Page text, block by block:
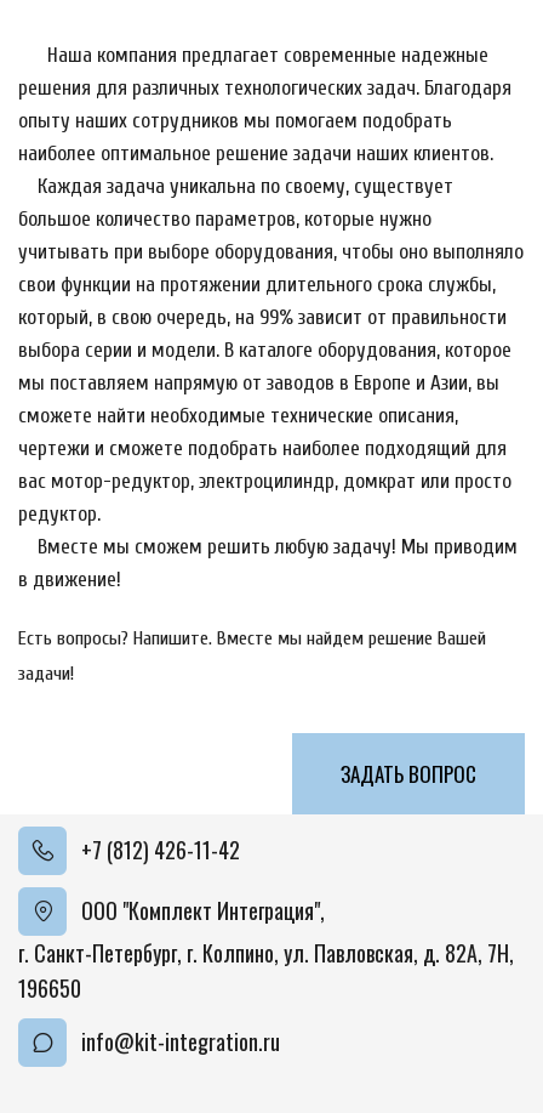
Наша компания предлагает современные надежные
решения для различных технологических задач. Благодаря
опыту наших сотрудников мы помогаем подобрать
наиболее оптимальное решение задачи наших клиентов.
большое количество параметров, которые нужно
учитывать при выборе оборудования, чтобы оно выполняло
свои функции на протяжении длительного срока службы,
который, в свою очередь, на 99% зависит от правильности
выбора серии и модели. В каталоге оборудования, которое
мы поставляем напрямую от заводов в Европе и Азии, вы
сможете найти необходимые технические описания,
чертежи и сможете подобрать наиболее подходящий для
вас мотор-редуктор, электроцилиндр, домкрат или просто
редуктор.
в движение!
Есть вопросы? Напишите. Вместе мы найдем решение Вашей
задачи!
ЗАДАТЬ ВОПРОС
ООО "Комплект Интеграция",
г. Санкт-Петербург, г. Колпино,ул. Павловская, д. 82А, 7Н,
196650
+7 (812) 426-11-42
info@kit-integration.ru